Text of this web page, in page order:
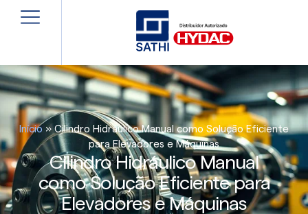
Início »Cilindro Hidráulico Manual como Solução Eficiente
para Elevadores e Máquinas
Cilindro Hidráulico Manual
como Solução Eficiente para
Elevadores e Máquinas